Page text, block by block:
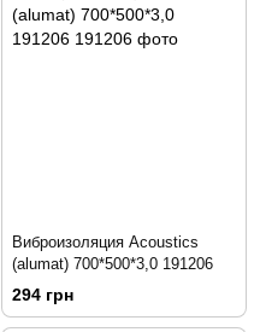
Виброизоляция Acoustics
(alumat) 700*500*3,0 191206
294 грн